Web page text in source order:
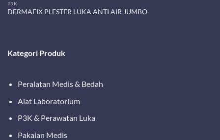
P3K
DERMAFIX PLESTER LUKA ANTI AIR JUMBO
Kategori Produk
Peralatan Medis & Bedah
Alat Laboratorium
P3K & Perawatan Luka
Pakaian Medis